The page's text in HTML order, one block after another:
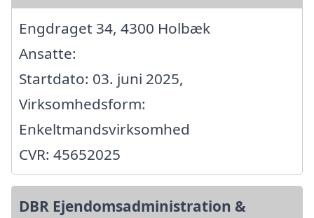
Engdraget 34, 4300 Holbæk
Ansatte:
Startdato: 03. juni 2025,
Virksomhedsform:
Enkeltmandsvirksomhed
CVR: 45652025
DBR Ejendomsadministration &